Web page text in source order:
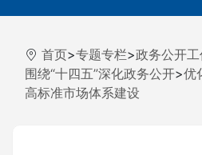
首页>专题专栏>政务公开
围绕“十四五”深化政务公开>优
高标准市场体系建设